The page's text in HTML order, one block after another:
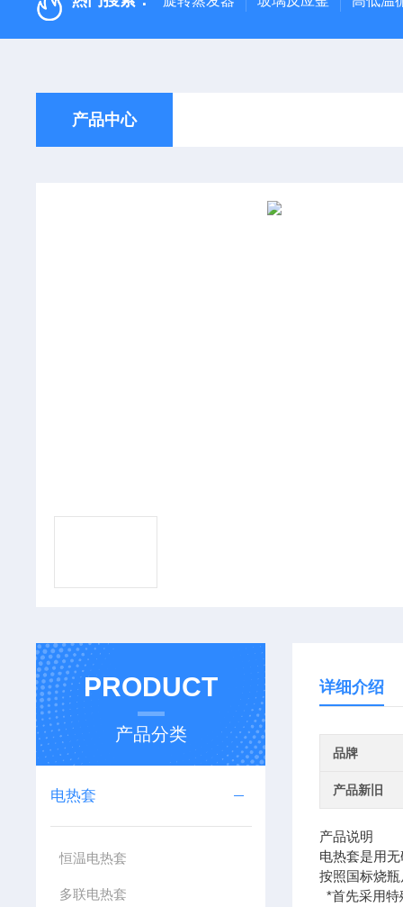
产品中心
PRODUCT
产品分类
电热套
恒温电热套
多联电热套
详细介绍
品牌
产品新旧
产品说明
电热套是用
按照国标烧
*首先采用